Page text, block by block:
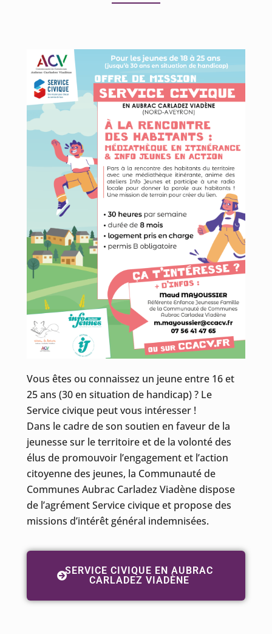
Vous êtes ou connaissez un jeune entre 16 et
25 ans (30 en situation de handicap) ? Le
Service civique peut vous intéresser !
Dans le cadre de son soutien en faveur de la
jeunesse sur le territoire et de la volonté des
élus de promouvoir l’engagement et l’action
citoyenne des jeunes, la Communauté de
Communes Aubrac Carladez Viadène dispose
de l’agrément Service civique et propose des
missions d’intérêt général indemnisées.
SERVICE CIVIQUE EN AUBRAC
CARLADEZ VIADÈNE